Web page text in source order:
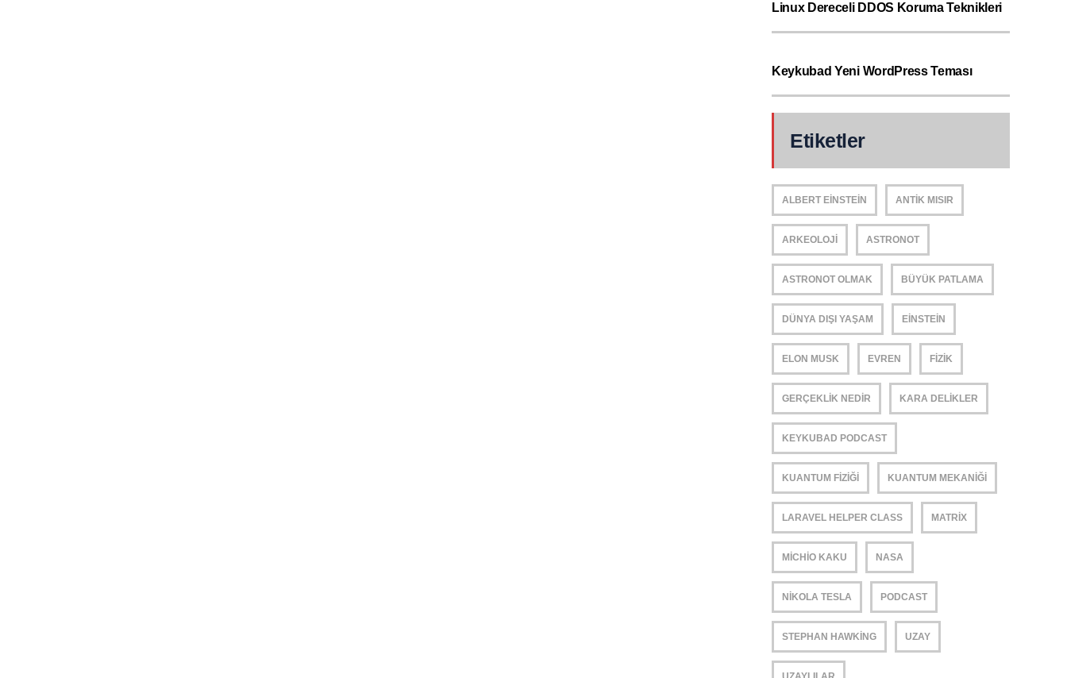
Linux Dereceli DDOS Koruma Teknikleri
Keykubad Yeni WordPress Teması
Etiketler
ALBERT EINSTEIN ANTIK MISIR
ARKEOLOJI ASTRONOT
ASTRONOT OLMAK BÜYÜK PATLAMA
DÜNYA DIŞI YAŞAM EINSTEIN
ELON MUSK EVREN FIZIK
GERÇEKLIK NEDIR KARA DELIKLER
KEYKUBAD PODCAST
KUANTUM FIZIĞI KUANTUM MEKANIĞI
LARAVEL HELPER CLASS MATRIX
MICHIO KAKU NASA
NIKOLA TESLA PODCAST
STEPHAN HAWKING UZAY